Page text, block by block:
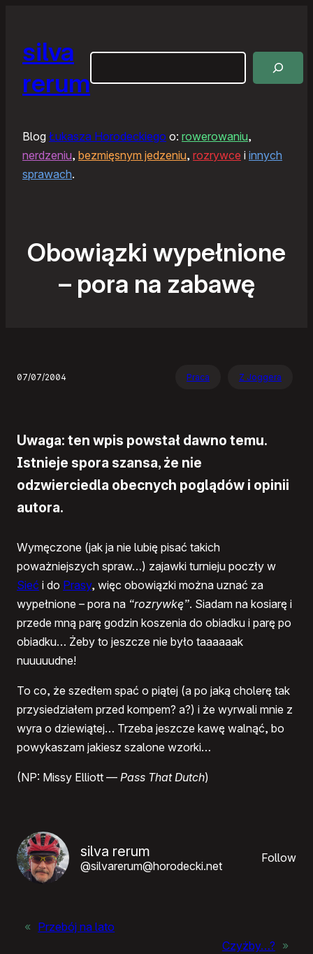
silva
rerum
Blog Łukasza Horodeckiego o: rowerowaniu,
nerdzeniu, bezmięsnym jedzeniu, rozrywce i innych
sprawach.
Obowiązki wypełnione
– pora na zabawę
07/07/2004 Praca Z Joggera
Uwaga: ten wpis powstał dawno temu.
Istnieje spora szansa, że nie
odzwierciedla obecnych poglądów i opinii
autora.
Wymęczone (jak ja nie lubię pisać takich
poważniejszych spraw…) zajawki turnieju poczły w
Sieć i do Prasy, więc obowiązki można uznać za
wypełnione – pora na “rozrywkę”. Siadam na kosiarę i
przede mną parę godzin koszenia do obiadku i parę po
obiadku… Żeby to jeszcze nie było taaaaaak
nuuuuudne!
To co, że szedłem spać o piątej (a po jaką cholerę tak
przysiedziałem przed kompem? a?) i że wyrwali mnie z
wyra o dziewiątej… Trzeba jeszcze kawę walnąć, bo
powykaszam jakiesz szalone wzorki…
(NP: Missy Elliott — Pass That Dutch)
silva rerum
@silvarerum@horodecki.net
Follow
« Przebój na lato
Czyżby…? »